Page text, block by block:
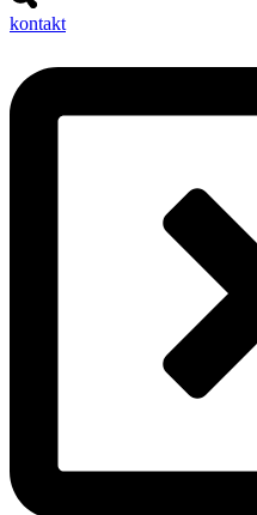
kontakt